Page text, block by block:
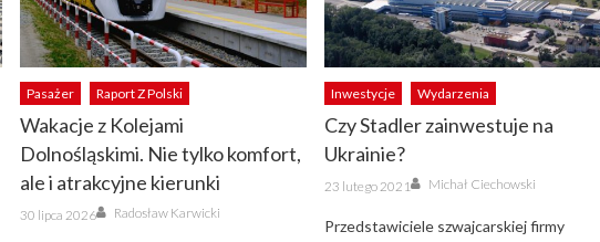
Pasażer Raport Z Polski
Wakacje z Kolejami
Dolnośląskimi. Nie tylko komfort,
ale i atrakcyjne kierunki
Posted
on
30 lipca 2026 Author
Radosław Karwicki
Inwestycje Wydarzenia
Czy Stadler zainwestuje na
Ukrainie?
Posted
on
23 lutego 2021 Author
Michał Ciechowski
Przedstawiciele szwajcarskiej firmy